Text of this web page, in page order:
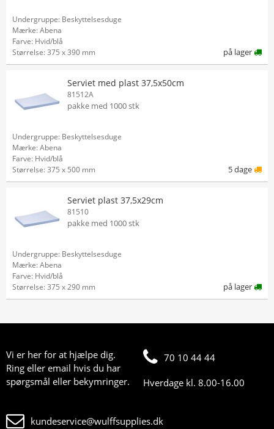
Undergruppe: Beskyttelsesduge
Mærke: Abena
Farve: Hvid/blå
Størrelse: 375 x 390 mm
på lager
Serviet med plast 37,5x50cm
81512A
pakke med 1000 stk
Undergruppe: Beskyttelsesduge
Mærke: Abena
Farve: Hvid/blå
Størrelse: 375 x 500 mm
5 dage
Serviet plast 37,5x29cm
81510
pakke med 1000 stk
Undergruppe: Beskyttelsesduge
Mærke: Abena
Farve: Hvid/blå
Størrelse: 375 x 290 mm
på lager
Vi er her for at hjælpe dig.
Ring eller email hvis du har
spørgsmål eller bekymringer.
70 10 44 44
Hverdage kl. 8.00-16.00
kundeservice@wulffsupplies.dk